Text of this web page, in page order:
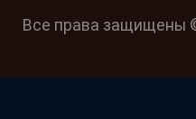
Все права защищены